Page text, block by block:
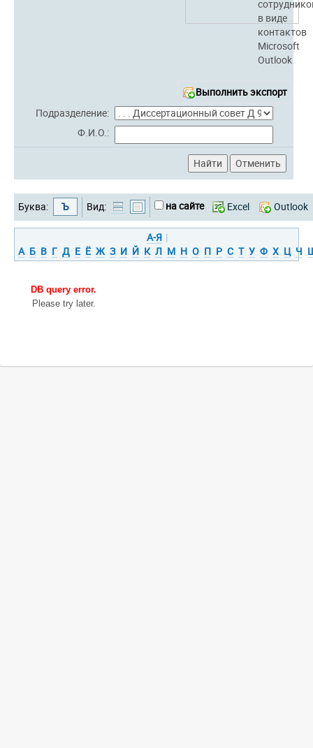
в виде
контактов
Microsoft
Outlook
Выполнить экспорт
Подразделение:
Ф.И.О.:
Буква: Ъ Вид: на сайте Excel Outlook
А-Я |
А Б В Г Д Е Ё Ж З И Й К Л М Н О П Р С Т У Ф Х Ц Ч
DB query error.
Please try later.